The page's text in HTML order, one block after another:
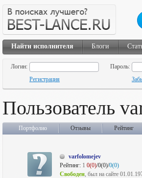
Найти исполнителя Блоги
Логин:
Пароль:
Регистрация
Пользователь
Портфолио Отзывы Рейтинг
varfolomejev
Рейтинг: 1 0(0)/0(0)/0(0)
Свободен, был на сайте